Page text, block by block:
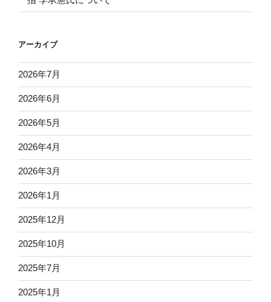
アーカイブ
2026年7月
2026年6月
2026年5月
2026年4月
2026年3月
2026年1月
2025年12月
2025年10月
2025年7月
2025年1月